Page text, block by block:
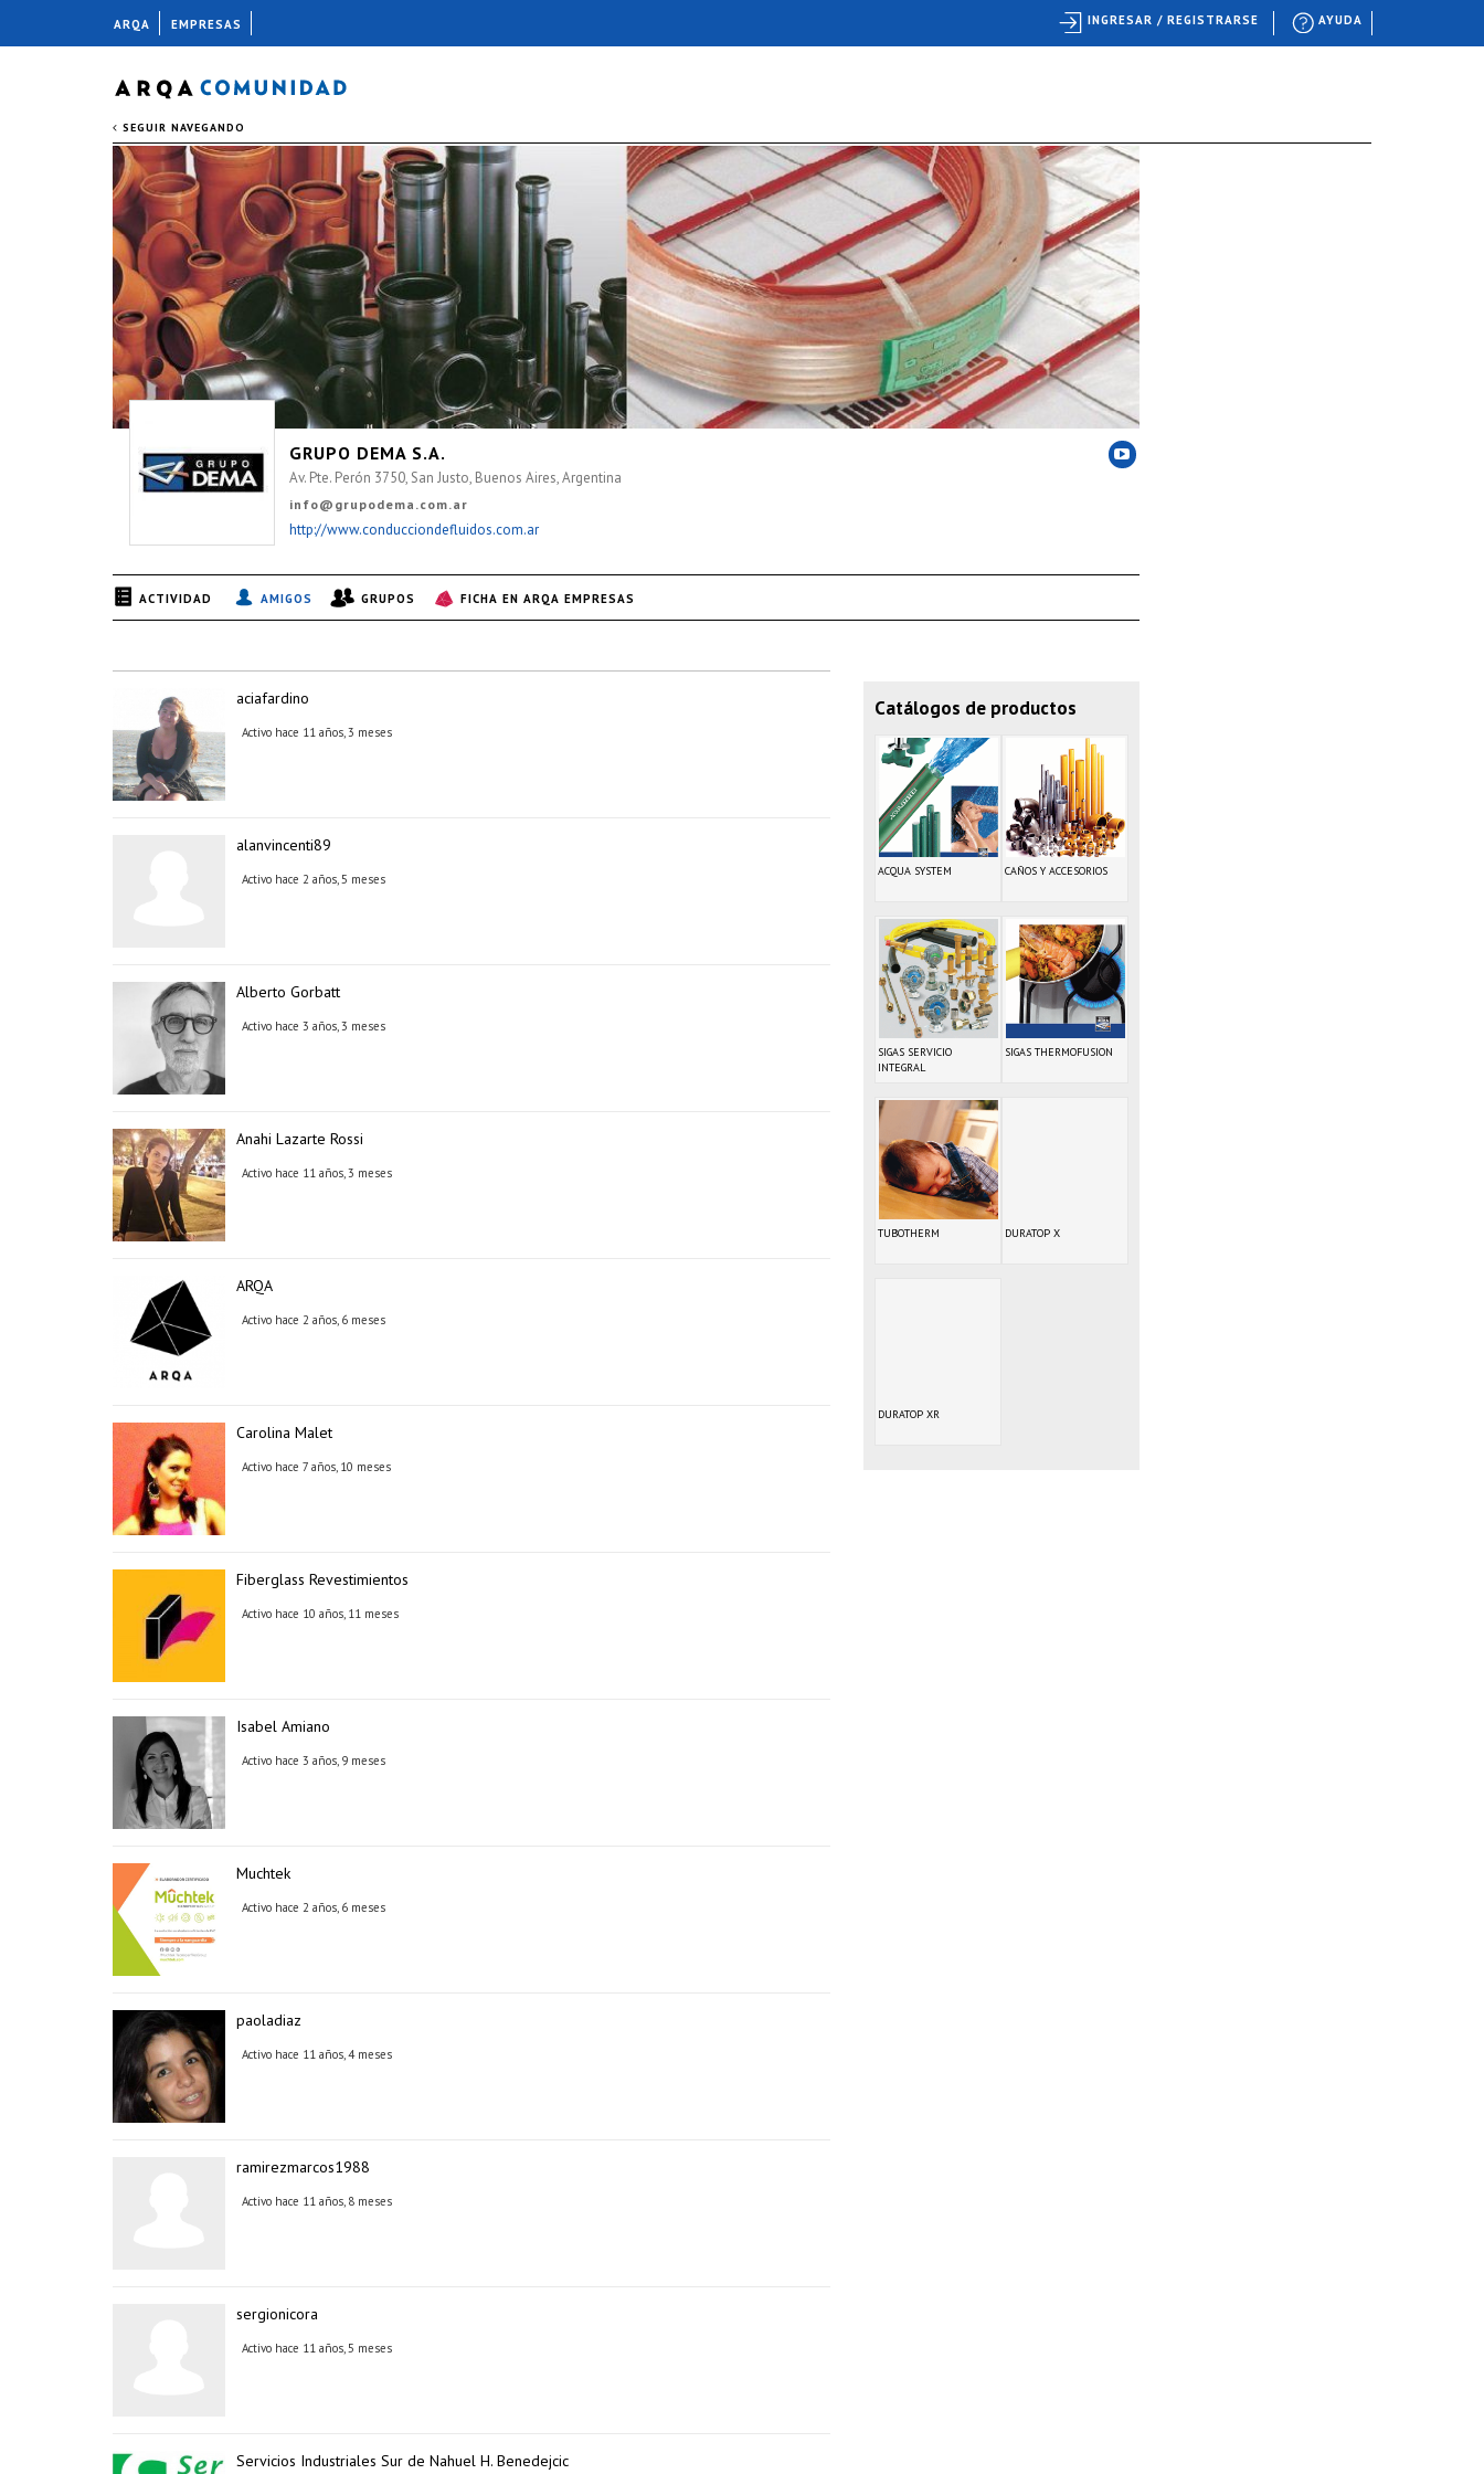
SEGUIR NAVEGANDO
GRUPO DEMA S.A.
Av. Pte. Perón 3750, San Justo, Buenos Aires, Argentina
info@grupodema.com.ar
http://www.conducciondefluidos.com.ar
ACTIVIDAD AMIGOS GRUPOS FICHA EN ARQA EMPRESAS
aciafardino
Activo hace 11 años, 3 meses
alanvincenti89
Activo hace 2 años, 5 meses
Alberto Gorbatt
Activo hace 3 años, 3 meses
Anahi Lazarte Rossi
Activo hace 11 años, 3 meses
ARQA
Activo hace 2 años, 6 meses
Carolina Malet
Activo hace 7 años, 10 meses
Fiberglass Revestimientos
Activo hace 10 años, 11 meses
Isabel Amiano
Activo hace 3 años, 9 meses
Muchtek
Activo hace 2 años, 6 meses
paoladiaz
Activo hace 11 años, 4 meses
ramirezmarcos1988
Activo hace 11 años, 8 meses
sergionicora
Activo hace 11 años, 5 meses
Servicios Industriales Sur de Nahuel H. Benedejcic
Catálogos de productos
ACQUA SYSTEM CAÑOS Y ACCESORIOS
SIGAS SERVICIO
INTEGRAL
SIGAS THERMOFUSION
TUBOTHERM DURATOP X
DURATOP XR
ARQA EMPRESAS AYUDA
INGRESAR / REGISTRARSE